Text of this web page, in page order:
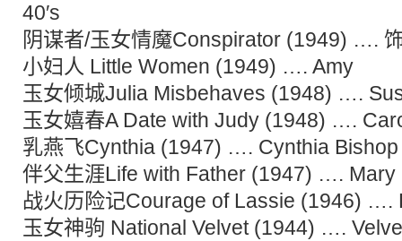
40′s
阴谋者/玉女情魔Conspirator (1949) ….
小妇人 Little Women (1949) …. Amy
玉女倾城Julia Misbehaves (1948) ….
玉女嬉春A Date with Judy (1948) ….
乳燕飞Cynthia (1947) …. Cynthia Bishop
伴父生涯Life with Father (1947) …. Mary
战火历险记Courage of Lassie (1946) ….
玉女神驹 National Velvet (1944) ….